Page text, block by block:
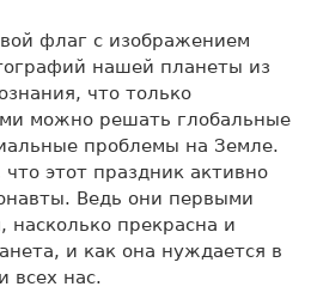
флаг с изображением
нашей планеты из
что только
можно решать глобальные
проблемы на Земле.
этот праздник активно
Ведь они первыми
насколько прекрасна и
и как она нуждается в
всех нас.